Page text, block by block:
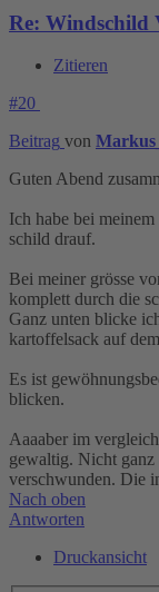
Re: Windschild
Zitieren
#20
Beitrag von
Guten Abend
Ich habe bei
schild drauf.
Bei meiner grösse
komplett durch die
Ganz unten blicke
kartoffelsack auf
Es ist
blicken.
Aaaaber im
gewaltig. Nicht
verschwunden. Die
Nach oben
Antworten
Druckansicht